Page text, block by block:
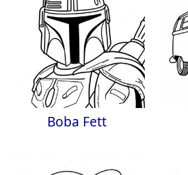
Boba Fett